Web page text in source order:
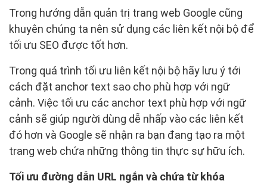
Trong hướng dẫn quản trị trang web Google cũng
khuyên chúng ta nên sử dụng các liên kết nội bộ để
tối ưu SEO được tốt hơn.
Trong quá trình tối ưu liên kết nội bộ hãy lưu ý tới
cách đặt anchor text sao cho phù hợp với ngữ
cảnh. Việc tối ưu các anchor text phù hợp với ngữ
cảnh sẽ giúp người dùng dễ nhấp vào các liên kết
đó hơn và Google sẽ nhận ra bạn đang tạo ra một
trang web chứa những thông tin thực sự hữu ích.
Tối ưu đường dẫn URL ngắn và chứa từ khóa